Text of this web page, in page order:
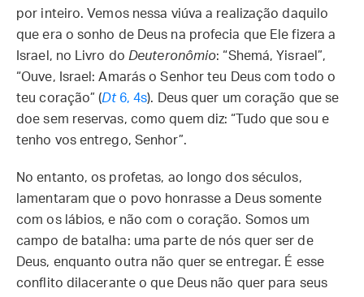
por inteiro. Vemos nessa viúva a realização daquilo
que era o sonho de Deus na profecia que Ele fizera a
Israel, no Livro do Deuteronômio: “Shemá, Yisrael”,
“Ouve, Israel: Amarás o Senhor teu Deus com todo o
teu coração” (Dt6, 4s). Deus quer um coração que se
doe sem reservas, como quem diz: “Tudo que sou e
tenho vos entrego, Senhor”.
No entanto, os profetas, ao longo dos séculos,
lamentaram que o povo honrasse a Deus somente
com os lábios, e não com o coração. Somos um
campo de batalha: uma parte de nós quer ser de
Deus, enquanto outra não quer se entregar. É esse
conflito dilacerante o que Deus não quer para seus